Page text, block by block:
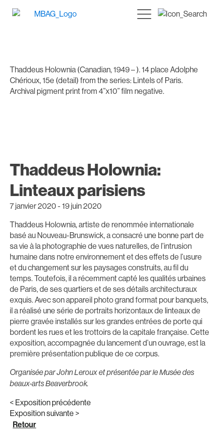
Thaddeus Holownia (Canadian, 1949 – ). 14 place Adolphe
Chérioux, 15e (detail) from the series: Lintels of Paris.
Archival pigment print from 4”x10” film negative.
Thaddeus Holownia:
Linteaux parisiens
7 janvier 2020- 19 juin 2020
Thaddeus Holownia, artiste de renommée internationale
basé au Nouveau-Brunswick, a consacré une bonne part de
sa vie à la photographie de vues naturelles, de l’intrusion
humaine dans notre environnement et des effets de l’usure
et du changement sur les paysages construits, au fil du
temps. Toutefois, il a récemment capté les qualités urbaines
de Paris, de ses quartiers et de ses détails architecturaux
exquis. Avec son appareil photo grand format pour banquets,
il a réalisé une série de portraits horizontaux de linteaux de
pierre gravée installés sur les grandes entrées de porte qui
bordent les rues et les trottoirs de la capitale française. Cette
exposition, accompagnée du lancement d’un ouvrage, est la
première présentation publique de ce corpus.
Organisée par John Leroux et présentée par le Musée des
beaux-arts Beaverbrook.
< Exposition précédente
Exposition suivante >
Retour